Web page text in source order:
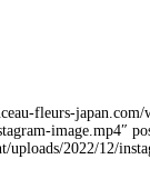
fleurs-japan.com/
image.mp4″
uploads/2022/12/